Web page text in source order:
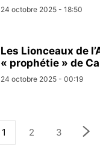
24 octobre 2025 - 18:50
Les Lionceaux de
« prophétie » de
24 octobre 2025 - 00:19
1 2 3